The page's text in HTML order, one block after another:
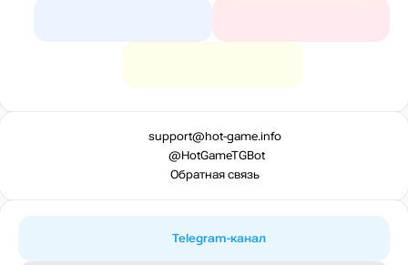
support@hot-game.info
@HotGameTGBot
Обратная связь
Telegram-канал